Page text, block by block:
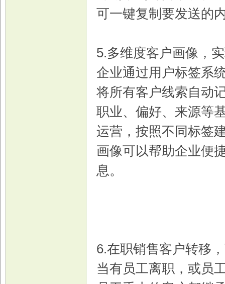
可一键复制要发送的
5.多维度客户画像，
企业通过用户标签系
将所有客户线索自动
职业、偏好、来源等
运营，按照不同标签
画像可以帮助企业便
息。
6.在职销售客户转移
当有员工离职，或员